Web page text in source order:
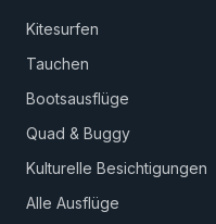
Kitesurfen
Tauchen
Bootsausflüge
Quad & Buggy
Kulturelle Besichtigungen
Alle Ausflüge